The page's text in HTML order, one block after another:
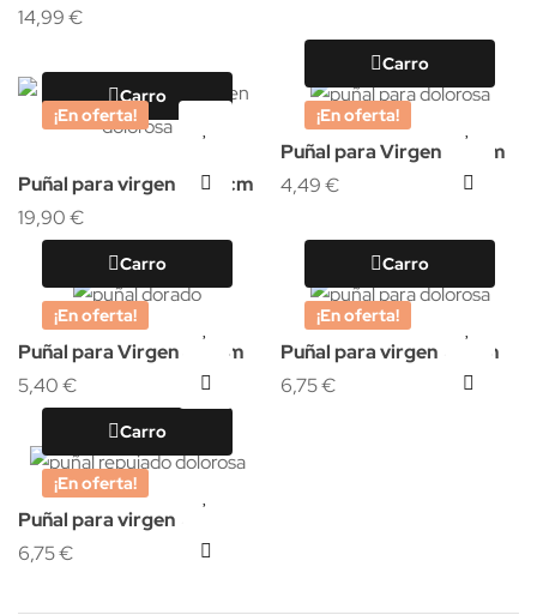
5x5,5cm
14,99 €
¡En oferta!
Carro
Puñal para virgen 10x7 cm
19,90 €
¡En oferta!
Carro
Puñal para Virgen 3,5 cm
4,49 €
¡En oferta!
Carro
Puñal para Virgen 4,5 cm
5,40 €
¡En oferta!
Carro
Puñal para virgen 7,5 cm
6,75 €
¡En oferta!
Carro
Puñal para virgen 7 cm
6,75 €